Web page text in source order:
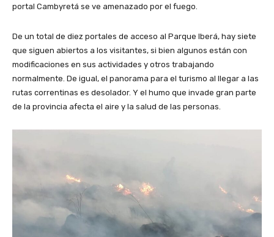
portal Cambyretá se ve amenazado por el fuego.
De un total de diez portales de acceso al Parque Iberá, hay siete
que siguen abiertos a los visitantes, si bien algunos están con
modificaciones en sus actividades y otros trabajando
normalmente. De igual, el panorama para el turismo al llegar a las
rutas correntinas es desolador. Y el humo que invade gran parte
de la provincia afecta el aire y la salud de las personas.